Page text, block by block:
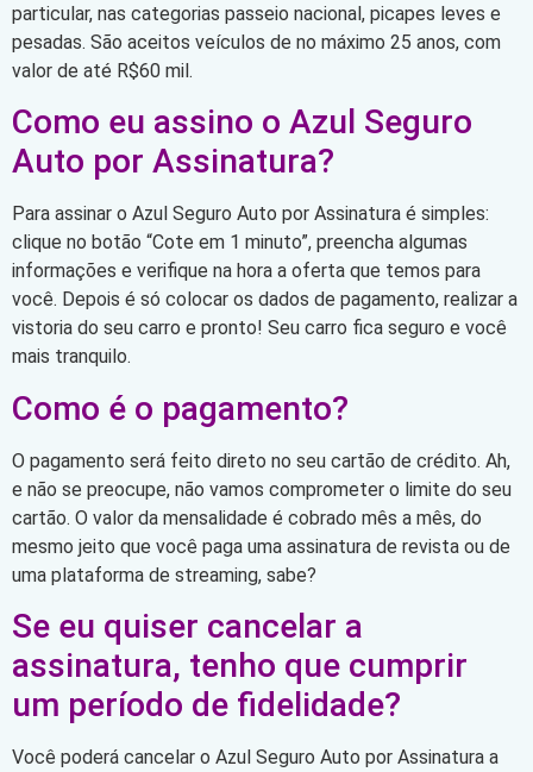
particular, nas categorias passeio nacional, picapes leves e
pesadas. São aceitos veículos de no máximo 25 anos, com
valor de até R$60 mil.
Como eu assino o Azul Seguro
Auto por Assinatura?
Para assinar o Azul Seguro Auto por Assinatura é simples:
clique no botão “Cote em 1 minuto”, preencha algumas
informações e verifique na hora a oferta que temos para
você. Depois é só colocar os dados de pagamento, realizar a
vistoria do seu carro e pronto! Seu carro fica seguro e você
mais tranquilo.
Como é o pagamento?
O pagamento será feito direto no seu cartão de crédito. Ah,
e não se preocupe, não vamos comprometer o limite do seu
cartão. O valor da mensalidade é cobrado mês a mês, do
mesmo jeito que você paga uma assinatura de revista ou de
uma plataforma de streaming, sabe?
Se eu quiser cancelar a
assinatura, tenho que cumprir
um período de fidelidade?
Você poderá cancelar o Azul Seguro Auto por Assinatura a